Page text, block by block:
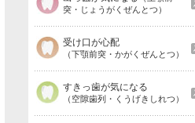
突・じょうがくぜんとつ）
受け口が心配
（下顎前突・かがくぜんとつ）
すきっ歯が気になる
（空隙歯列・くうげきしれつ）